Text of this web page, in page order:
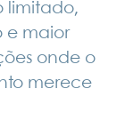
limitado,
e maior
onde o
merece